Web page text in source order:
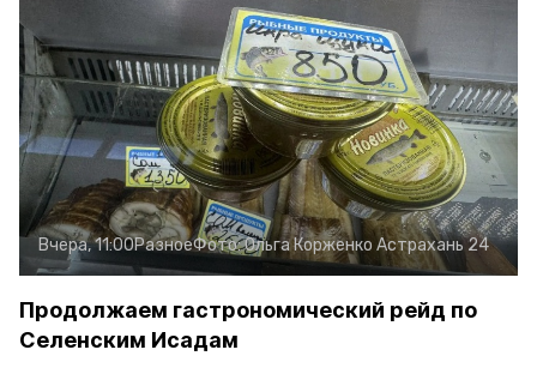
Вчера, 11:00РазноеФото:Ольга Корженко Астрахань 24
Продолжаем гастрономический рейд по
Селенским Исадам